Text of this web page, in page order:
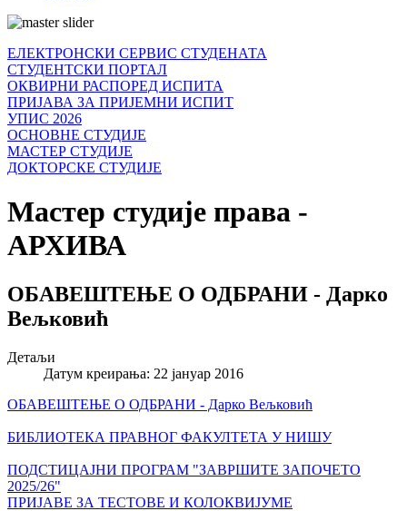
ЕЛЕКТРОНСКИ СЕРВИС СТУДЕНАТА
СТУДЕНТСКИ ПОРТАЛ
ОКВИРНИ РАСПОРЕД ИСПИТА
ПРИЈАВА ЗА ПРИЈЕМНИ ИСПИТ
УПИС 2026
ОСНОВНЕ СТУДИЈЕ
МАСТЕР СТУДИЈЕ
ДОКТОРСКЕ СТУДИЈЕ
Мастер студије права -
АРХИВА
ОБАВЕШТЕЊЕ О ОДБРАНИ - Дарко
Вељковић
Детаљи
Датум креирања: 22 јануар 2016
ОБАВЕШТЕЊЕ О ОДБРАНИ - Дарко Вељковић
БИБЛИОТЕКА ПРАВНОГ ФАКУЛТЕТА У НИШУ
ПОДСТИЦАЈНИ ПРОГРАМ "ЗАВРШИТЕ ЗАПОЧЕТО
2025/26"
ПРИЈАВЕ ЗА ТЕСТОВЕ И КОЛОКВИЈУМЕ